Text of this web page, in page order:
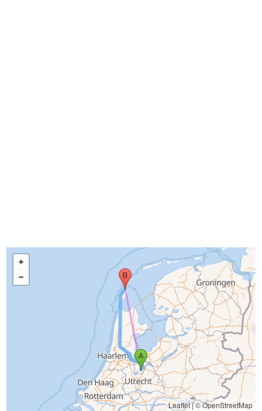
Leaflet|© OpenStreetMap